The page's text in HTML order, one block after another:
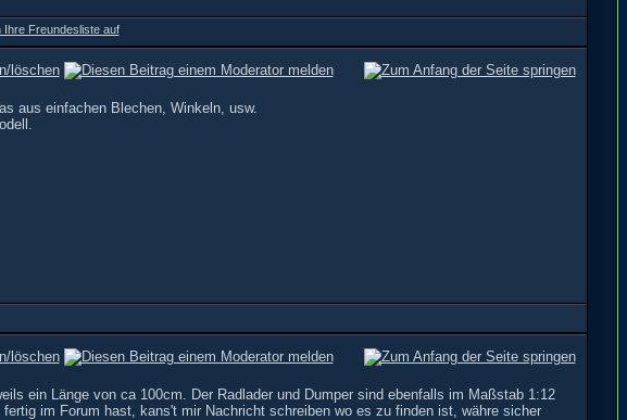
aus einfachen Blechen, Winkeln, usw.
ein Länge von ca 100cm. Der Radlader und Dumper sind ebenfalls im Maßstab 1:12
im Forum hast, kans't mir Nachricht schreiben wo es zu finden ist, währe sicher